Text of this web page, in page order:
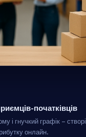
початківців
і гнучкий графік –
онлайн.